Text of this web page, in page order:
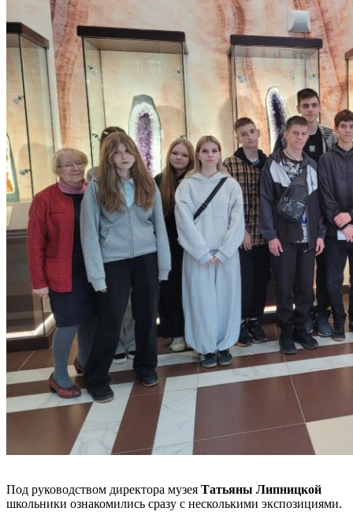
Под руководством директора музея Татьяны Липницкой
школьники ознакомились сразу с несколькими экспозициями.